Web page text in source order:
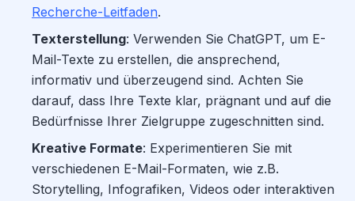
Recherche-Leitfaden.
Texterstellung: Verwenden Sie ChatGPT, um E-
Mail-Texte zu erstellen, die ansprechend,
informativ und überzeugend sind. Achten Sie
darauf, dass Ihre Texte klar, prägnant und auf die
Bedürfnisse Ihrer Zielgruppe zugeschnitten sind.
Kreative Formate: Experimentieren Sie mit
verschiedenen E-Mail-Formaten, wie z.B.
Storytelling, Infografiken, Videos oder interaktiven